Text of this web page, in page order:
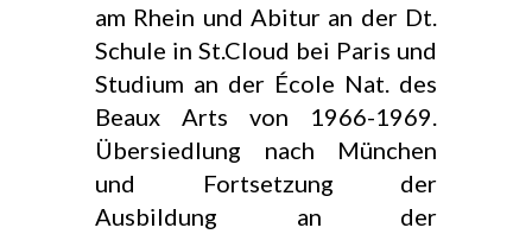
am Rhein und Abitur an der Dt.
Schule in St.Cloud bei Paris und
Studium an der École Nat. des
Beaux Arts von 1966-1969.
Übersiedlung nach München
und Fortsetzung der
Ausbildung an der